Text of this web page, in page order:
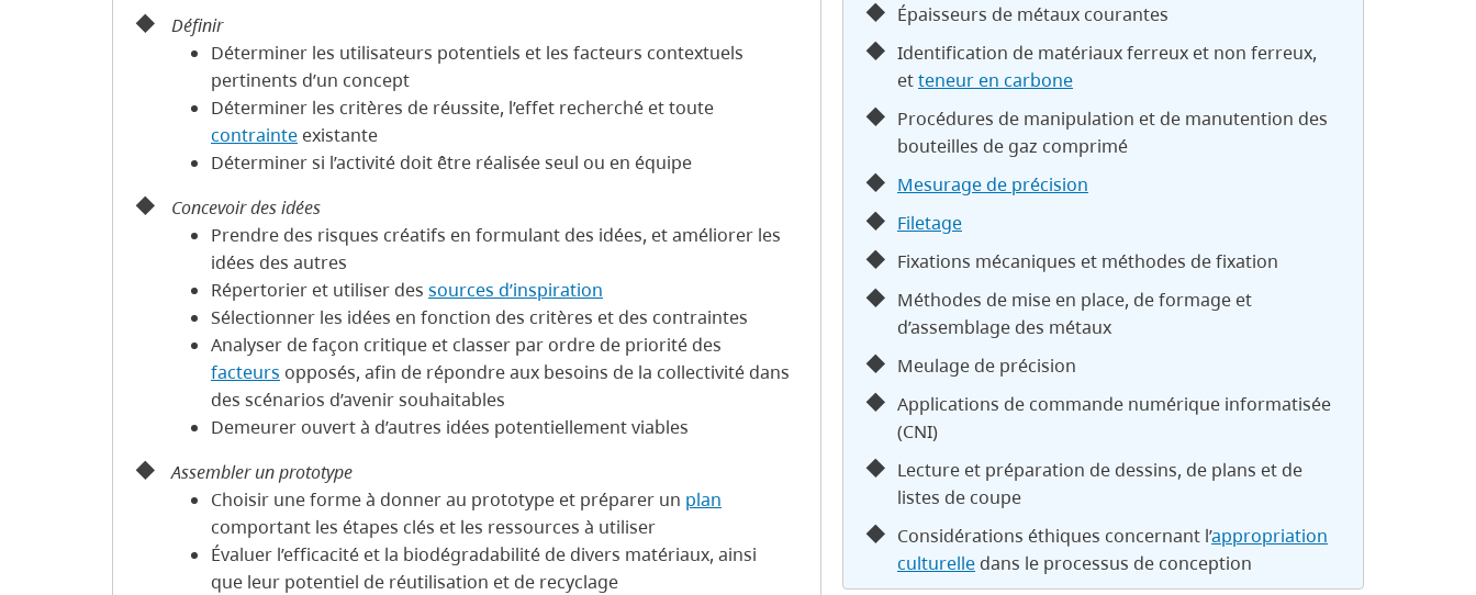
Épaisseurs de métaux courantes
Identification de matériaux ferreux et non ferreux,
etteneur en carbone
Procédures de manipulation et de manutention des
bouteilles de gaz comprimé
Mesurage de précision
Filetage
Fixations mécaniques et méthodes de fixation
Méthodes de mise en place, de formage et
d’assemblage des métaux
Meulage de précision
Applications de commande numérique informatisée
(CNI)
Lecture et préparation de dessins, de plans et de
listes de coupe
Considérations éthiques concernant l’appropriation
culturelledans le processus de conception
Définir
Déterminer les utilisateurs potentiels et les facteurs contextuels
pertinents d’un concept
Déterminer les critères de réussite, l’effet recherché et toute
contrainte existante
Déterminer si l’activité doit être réalisée seul ou en équipe
Concevoir des idées
Prendre des risques créatifs en formulant des idées, et améliorer les
idées des autres
Répertorier et utiliser des sources d’inspiration
Sélectionner les idées en fonction des critères et des contraintes
Analyser de façon critique et classer par ordre de priorité des
facteurs opposés, afin de répondre aux besoins de la collectivité dans
des scénarios d’avenir souhaitables
Demeurer ouvert à d’autres idées potentiellement viables
Assembler un prototype
Choisir une forme à donner au prototype et préparer un plan
comportant les étapes clés et les ressources à utiliser
Évaluer l’efficacité et la biodégradabilité de divers matériaux, ainsi
que leur potentiel de réutilisation et de recyclage